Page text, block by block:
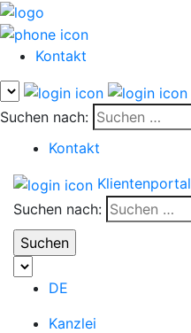
Kontakt
Suchen nach:
Kontakt
Klientenportal
Suchen nach:
DE
Kanzlei